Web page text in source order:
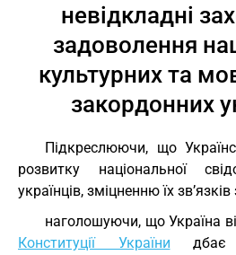
невідкладні
задоволення
культурних та
закордонних
Підкреслюючи, що
розвитку національної
українців, зміцненню їх
наголошуючи, що Україна
Конституції України дбає